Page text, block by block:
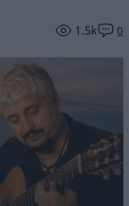
1.5k 0